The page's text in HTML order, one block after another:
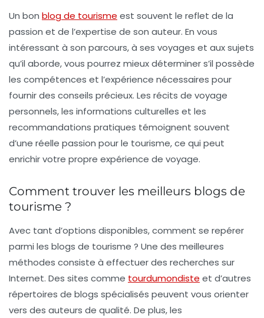
Un bon blog de tourisme est souvent le reflet de la
passion et de l’expertise de son auteur. En vous
intéressant à son parcours, à ses voyages et aux sujets
qu’il aborde, vous pourrez mieux déterminer s’il possède
les compétences et l’expérience nécessaires pour
fournir des conseils précieux. Les récits de voyage
personnels, les informations culturelles et les
recommandations pratiques témoignent souvent
d’une réelle passion pour le tourisme, ce qui peut
enrichir votre propre expérience de voyage.
Comment trouver les meilleurs blogs de
tourisme ?
Avec tant d’options disponibles, comment se repérer
parmi les blogs de tourisme ? Une des meilleures
méthodes consiste à effectuer des recherches sur
Internet. Des sites comme tourdumondiste et d’autres
répertoires de blogs spécialisés peuvent vous orienter
vers des auteurs de qualité. De plus, les